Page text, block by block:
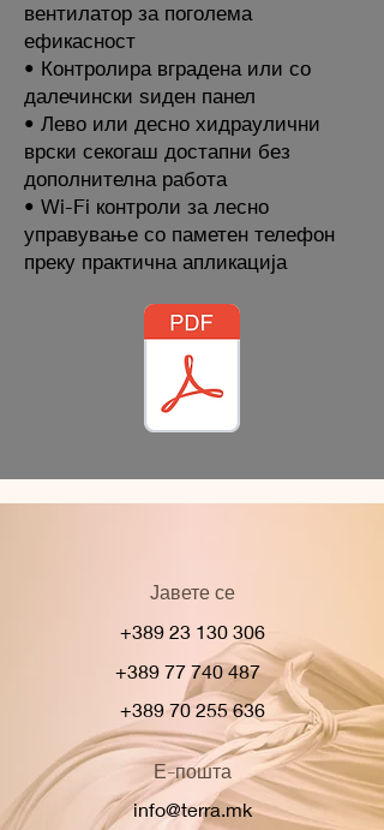
вентилатор за поголема
ефикасност
• Контролира вградена или со
далечински ѕиден панел
• Лево или десно хидраулични
врски секогаш достапни без
дополнителна работа
• Wi-Fi контроли за лесно
управување со паметен телефон
преку практична апликација
Јавете се
+389 23 130 306
+389 77 740 487
+389 70 255 636
Е-пошта
info@terra.mk